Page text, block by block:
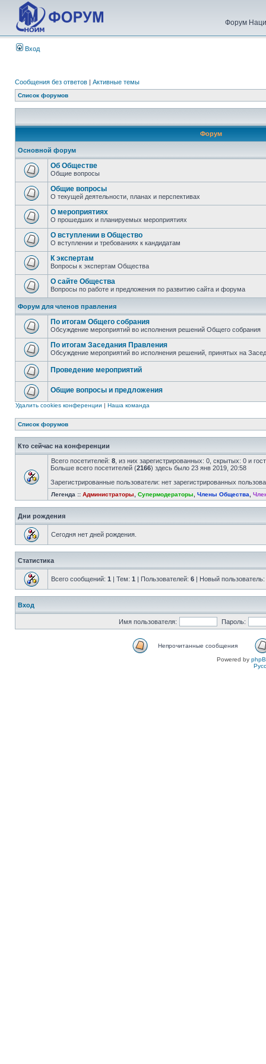
Форум
Вход
Сообщения без ответов | Активные темы
Список форумов
Форум
Основной форум
Об Обществе
Общие вопросы
Общие вопросы
О текущей деятельности, планах и перспективах
О мероприятиях
О прошедших и планируемых мероприятиях
О вступлении в Общество
О вступлении и требованиях к кандидатам
К экспертам
Вопросы к экспертам Общества
О сайте Общества
Вопросы по работе и предложения по развитию сайта и форума
Форум для членов правления
По итогам Общего собрания
Обсуждение мероприятий во исполнения решений Общего собрания
По итогам Заседания Правления
Обсуждение мероприятий во исполнения решений, принятых на
Проведение мероприятий
Общие вопросы и предложения
Удалить cookies конференции | Наша команда
Список форумов
Кто сейчас на конференции
Всего посетителей: 8 , из них зарегистрированных: 0, скрытых: 0 и
Больше всего посетителей (2166) здесь было 23 янв 2019, 20:58
Зарегистрированные пользователи: нет зарегистрированных
Легенда :: Администраторы Супермодераторы Члены Общества
Дни рождения
Сегодня нет дней рождения.
Статистика
Всего сообщений: 1 | Тем: 1 | Пользователей: 6 | Новый пользователь:
Вход
Имя пользователя: Пароль:
Непрочитанные сообщения
Powered by